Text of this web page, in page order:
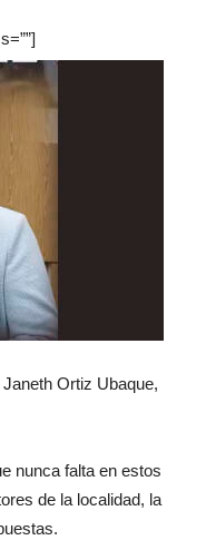
Ortiz Ubaque,
nunca falta en estos
de la localidad, la